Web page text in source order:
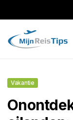
Vakantie